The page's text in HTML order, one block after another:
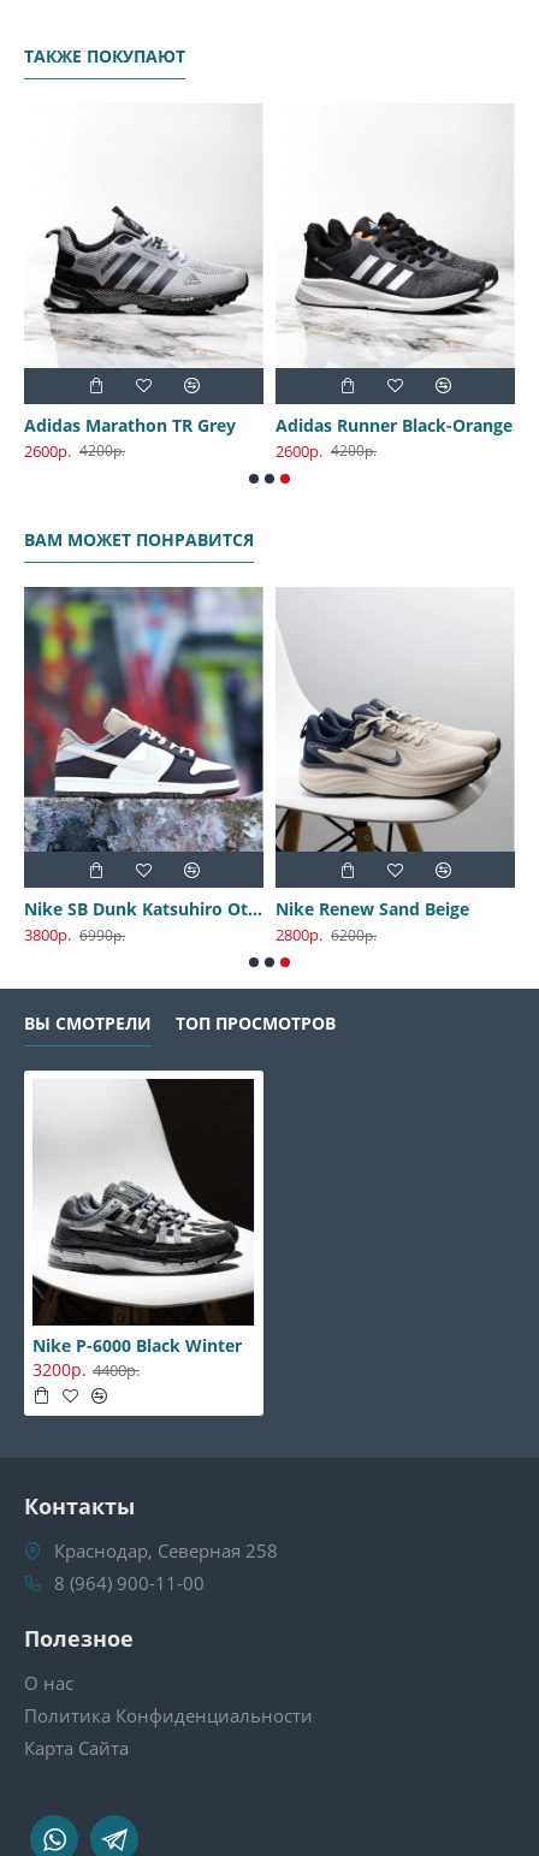
ТАКЖЕ ПОКУПАЮТ
Adidas Marathon TR Grey
2600р. 4200р.
Adidas Runner Black-Orange
2600р. 4200р.
ВАМ МОЖЕТ ПОНРАВИТСЯ
Nike SB Dunk Katsuhiro Otomo
3800р. 6990р.
Nike Renew Sand Beige
2800р. 6200р.
ВЫ СМОТРЕЛИ ТОП ПРОСМОТРОВ
Nike P-6000 Black Winter
3200р. 4400р.
Контакты
Краснодар, Северная 258
8 (964) 900-11-00
Полезное
О нас
Политика Конфиденциальности
Карта Сайта